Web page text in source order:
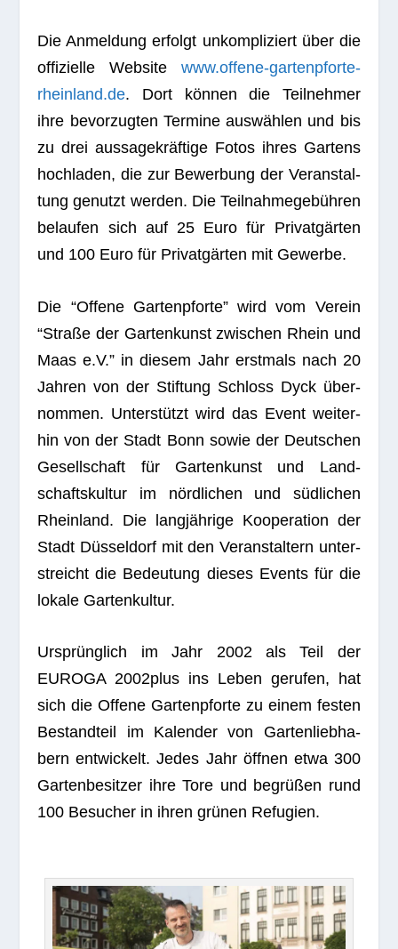
Die Anmel­dung erfolgt unkom­pli­ziert über die
offi­zi­elle Web­site www.offene-gartenpforte-
rheinland.de. Dort kön­nen die Teil­neh­mer
ihre bevor­zug­ten Ter­mine aus­wäh­len und bis
zu drei aus­sa­ge­kräf­tige Fotos ihres Gar­tens
hoch­la­den, die zur Bewer­bung der Ver­an­stal­
tung genutzt wer­den. Die Teil­nah­me­ge­büh­ren
belau­fen sich auf 25 Euro für Pri­vat­gär­ten
und 100 Euro für Pri­vat­gär­ten mit Gewerbe.
Die “Offene Gar­ten­pforte” wird vom Ver­ein
“Straße der Gar­ten­kunst zwi­schen Rhein und
Maas e.V.” in die­sem Jahr erst­mals nach 20
Jah­ren von der Stif­tung Schloss Dyck über­
nom­men. Unter­stützt wird das Event wei­ter­
hin von der Stadt Bonn sowie der Deut­schen
Gesell­schaft für Gar­ten­kunst und Land­
schafts­kul­tur im nörd­li­chen und süd­li­chen
Rhein­land. Die lang­jäh­rige Koope­ra­tion der
Stadt Düs­sel­dorf mit den Ver­an­stal­tern unter­
streicht die Bedeu­tung die­ses Events für die
lokale Gartenkultur.
Ursprüng­lich im Jahr 2002 als Teil der
EUROGA 2002plus ins Leben geru­fen, hat
sich die Offene Gar­ten­pforte zu einem fes­ten
Bestand­teil im Kalen­der von Gar­ten­lieb­ha­
bern ent­wi­ckelt. Jedes Jahr öff­nen etwa 300
Gar­ten­be­sit­zer ihre Tore und begrü­ßen rund
100 Besu­cher in ihren grü­nen Refugien.